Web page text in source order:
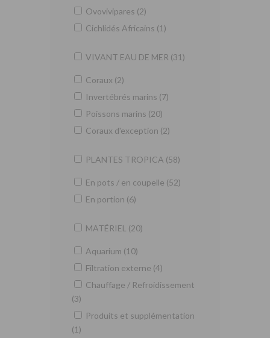
Ovovivipares (2)
Cichlidés Africains (1)
VIVANT EAU DE MER (31)
Coraux (2)
Invertébrés marins (7)
Poissons marins (20)
Coraux d'exception (2)
PLANTES TROPICA (58)
En pots / en coupelle (52)
En portion (6)
MATÉRIEL (20)
Aquarium (10)
Filtration externe (4)
Chauffage / Refroidissement
(3)
Produits et supplémentation
(1)